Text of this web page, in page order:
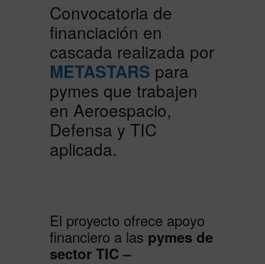
Convocatoria de
financiación en
cascada realizada por
METASTARS para
pymes que trabajen
en Aeroespacio,
Defensa y TIC
aplicada.
El proyecto ofrece apoyo
financiero a las pymes de
sector TIC –